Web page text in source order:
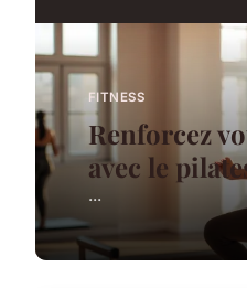
FITNESS
Renforcez
avec le
...